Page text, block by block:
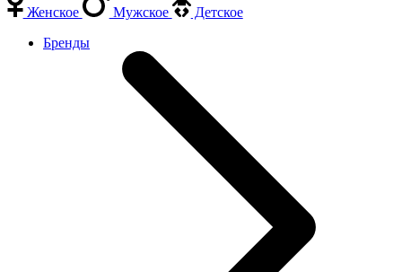
Женское Мужское
Детское
Бренды